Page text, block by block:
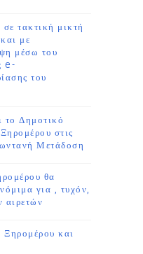
τακτική μικτή
με
μέσω του
e-
του
το Δημοτικό
στις
Μετάδοση
θα
για , τυχόν,
αιρετών
και